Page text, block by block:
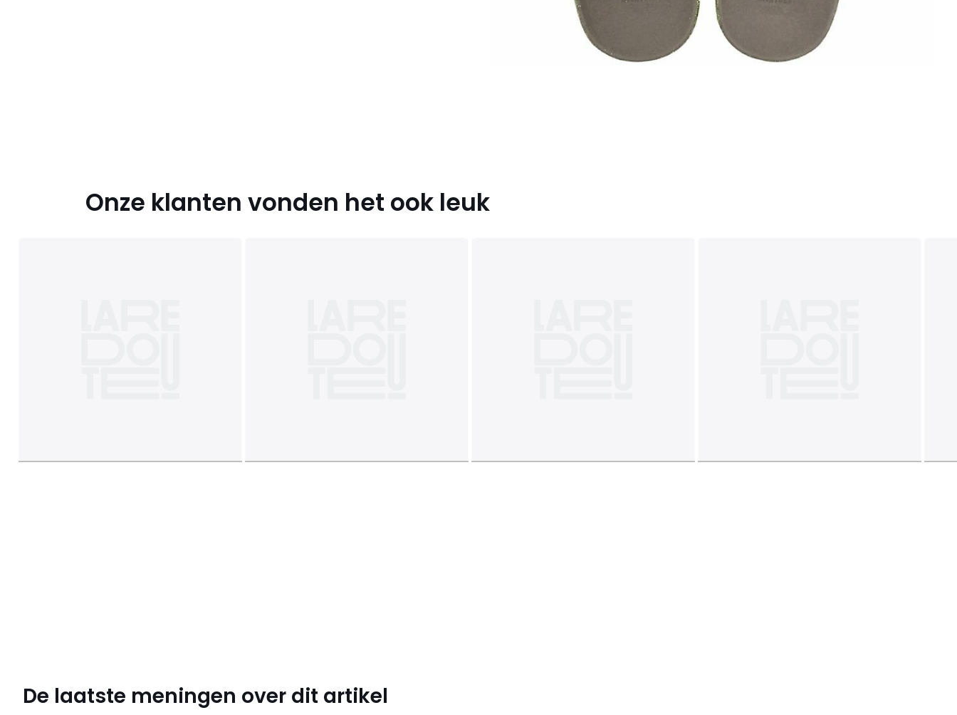
Onze klanten vonden het ook leuk
De laatste meningen over dit artikel